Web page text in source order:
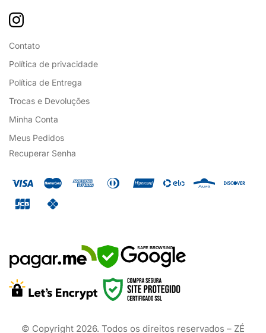
Contato
Política de privacidade
Política de Entrega
Trocas e Devoluções
Minha Conta
Meus Pedidos
Recuperar Senha
SAFE BROWSING
© Copyright 2026. Todos os direitos reservados – ZÉ